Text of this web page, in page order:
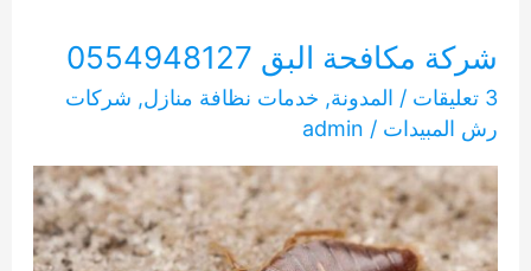
شركة مكافحة البق 0554948127
3 تعليقات / المدونة, خدمات نظافة منازل, شركات
رش المبيدات /
admin